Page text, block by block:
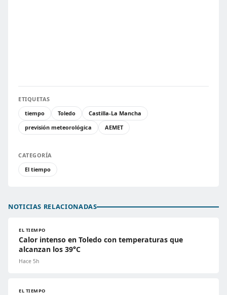
ETIQUETAS
tiempo
Toledo
Castilla-La Mancha
previsión meteorológica
AEMET
CATEGORÍA
El tiempo
NOTICIAS RELACIONADAS
EL TIEMPO
Calor intenso en Toledo con temperaturas que
alcanzan los 39°C
Hace 5h
EL TIEMPO